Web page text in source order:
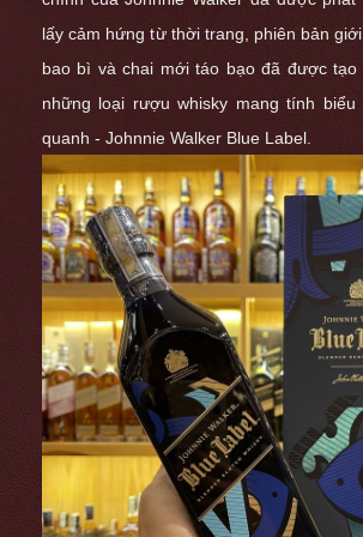
lấy cảm hứng từ thời trang, phiên bản giới
bao bì và chai mới táo bạo đã được tạo
những loại rượu whisky mang tính biểu
quanh - Johnnie Walker Blue Label.